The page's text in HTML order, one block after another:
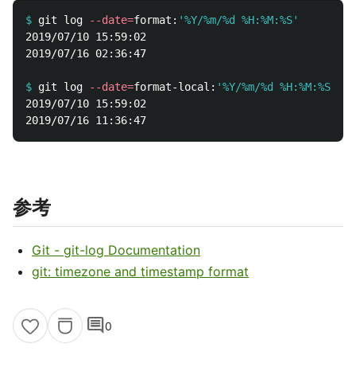
$ git log --date=format: '%Y/%m/%d %H:%M:%S'
2019/07/10 15:59:02
2019/07/16 02:36:47
$ git log --date=format-local: '%Y/%m/%d %H:%M:%S'
2019/07/10 15:59:02
参考
Git - git-log Documentation
git: timezone and timestamp format
comment0